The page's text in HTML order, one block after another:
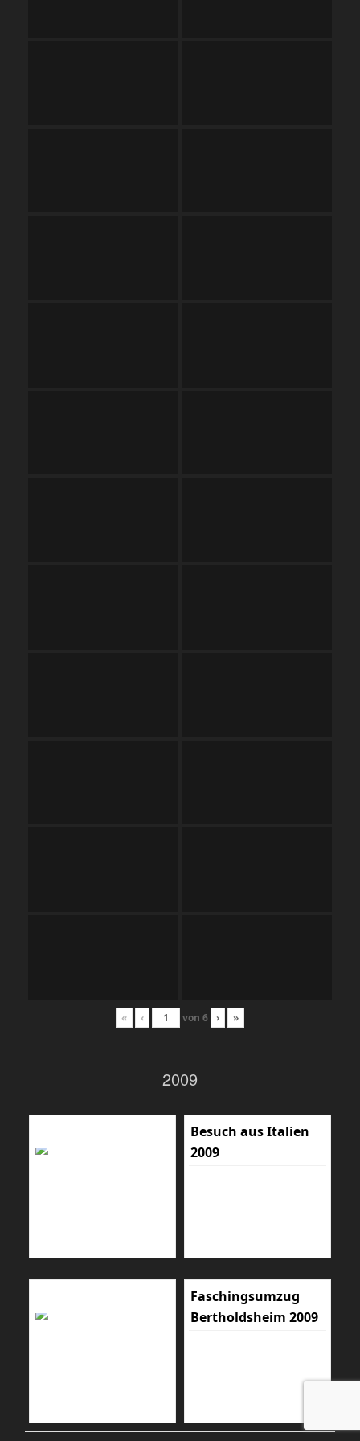
« ‹ von 6 › »
2009
Besuch aus Italien
2009
Faschingsumzug
Bertholdsheim 2009